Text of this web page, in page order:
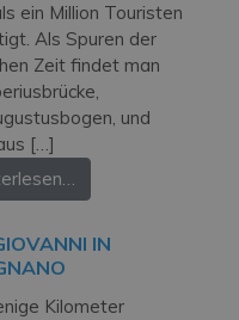
ein Million Touristen
Als Spuren der
Zeit findet man
und
[…]
IN
Kilometer